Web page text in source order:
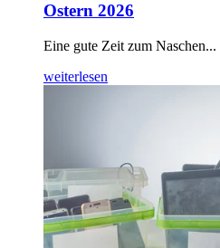
Ostern 2026
Eine gute Zeit zum Naschen...
weiterlesen